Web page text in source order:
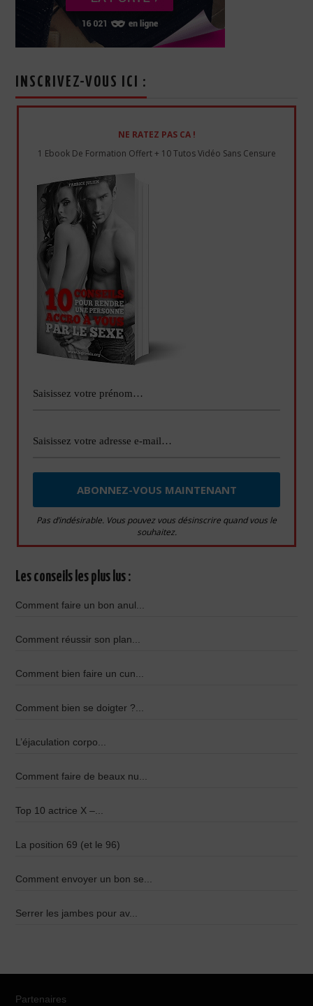
INSCRIVEZ-VOUS ICI :
NE RATEZ PAS CA !
1 Ebook De Formation Offert + 10 Tutos Vidéo Sans Censure
Pas d’indésirable. Vous pouvez vous désinscrire quand vous le
souhaitez.
Les conseils les plus lus :
Comment faire un bon anul...
Comment réussir son plan...
Comment bien faire un cun...
Comment bien se doigter ?...
L’éjaculation corpo...
Comment faire de beaux nu...
Top 10 actrice X –...
La position 69 (et le 96)
Comment envoyer un bon se...
Serrer les jambes pour av...
Partenaires